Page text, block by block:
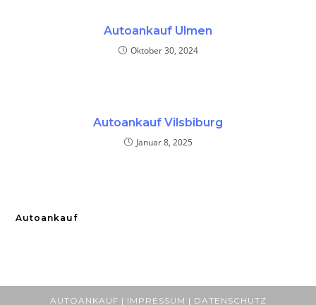
Autoankauf Ulmen
Oktober 30, 2024
Autoankauf Vilsbiburg
Januar 8, 2025
Autoankauf
AUTOANKAUF | IMPRESSUM | DATENSCHUTZ